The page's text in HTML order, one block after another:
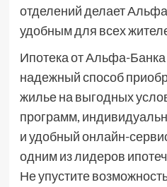
отделений делает
удобным для всех
Ипотека от Альфа-
надежный способ
жилье на выгодных
программ,
и удобный онлайн-
одним из лидеров
Не упустите